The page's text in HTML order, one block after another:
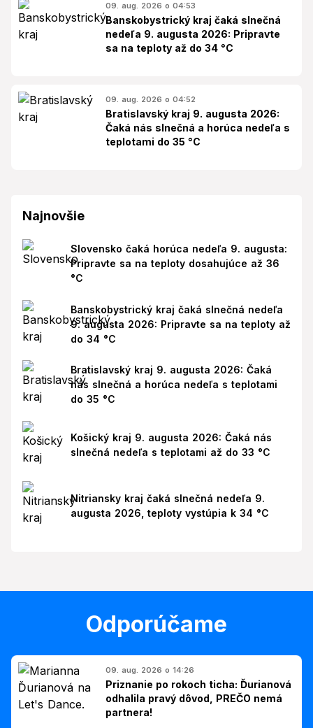
09. aug. 2026 o 04:53
Banskobystrický kraj čaká slnečná
nedeľa 9. augusta 2026: Pripravte
sa na teploty až do 34 °C
09. aug. 2026 o 04:52
Bratislavský kraj 9. augusta 2026:
Čaká nás slnečná a horúca nedeľa s
teplotami do 35 °C
Najnovšie
Slovensko čaká horúca nedeľa 9. augusta:
Pripravte sa na teploty dosahujúce až 36
°C
Banskobystrický kraj čaká slnečná nedeľa
9. augusta 2026: Pripravte sa na teploty až
do 34 °C
Bratislavský kraj 9. augusta 2026: Čaká
nás slnečná a horúca nedeľa s teplotami
do 35 °C
Košický kraj 9. augusta 2026: Čaká nás
slnečná nedeľa s teplotami až do 33 °C
Nitriansky kraj čaká slnečná nedeľa 9.
augusta 2026, teploty vystúpia k 34 °C
Odporúčame
09. aug. 2026 o 14:26
Priznanie po rokoch ticha: Ďurianová
odhalila pravý dôvod, PREČO nemá
partnera!